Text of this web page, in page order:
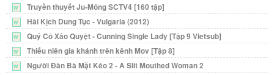
W Truyền thuyết Ju-Mông SCTV4 [160 tập]
W Hài Kịch Dung Tục - Vulgaria (2012)
W Quý Cô Xảo Quyệt - Cunning Single Lady [Tập 9 Vietsub]
W Thiếu niên gia khánh trên kênh Mov [Tập 8]
W Người Đàn Bà Mặt Kéo 2 - A Slit Mouthed Woman 2